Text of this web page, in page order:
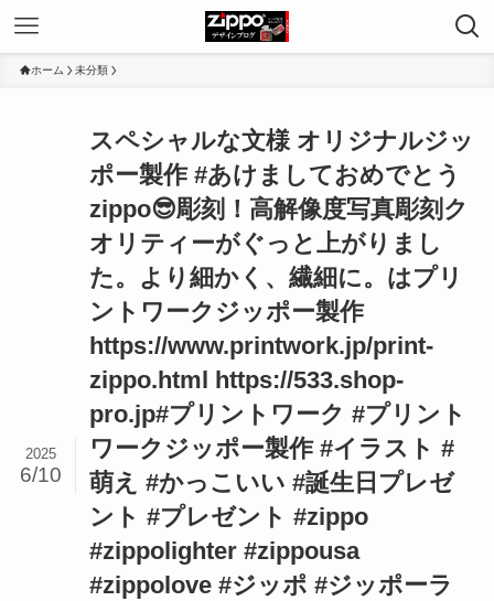
ホーム 未分類
スペシャルな文様 オリジナルジッ
ポー製作 #あけましておめでとう
zippo😎彫刻！高解像度写真彫刻ク
オリティーがぐっと上がりまし
た。より細かく、繊細に。はプリ
ントワークジッポー製作
https://www.printwork.jp/print-
zippo.html https://533.shop-
pro.jp#プリントワーク #プリント
ワークジッポー製作 #イラスト #
萌え #かっこいい #誕生日プレゼ
ント #プレゼント #zippo
#zippolighter #zippousa
#zippolove #ジッポ #ジッポーラ
2025
6/10